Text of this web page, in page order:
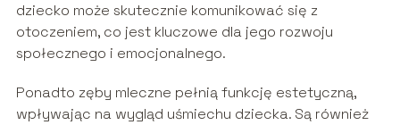
dziecko może skutecznie komunikować się z
otoczeniem, co jest kluczowe dla jego rozwoju
społecznego i emocjonalnego.
Ponadto zęby mleczne pełnią funkcję estetyczną,
wpływając na wygląd uśmiechu dziecka. Są również